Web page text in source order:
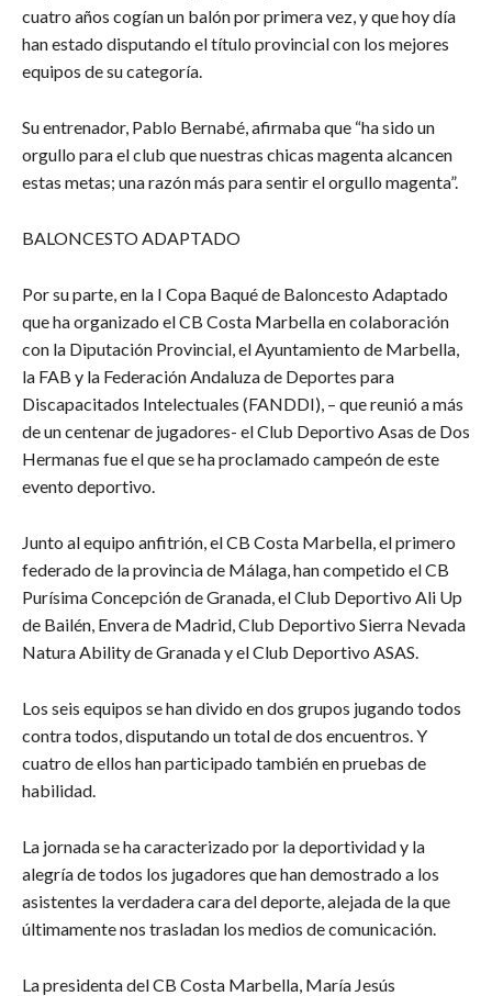
cuatro años cogían un balón por primera vez, y que hoy día
han estado disputando el título provincial con los mejores
equipos de su categoría.
Su entrenador, Pablo Bernabé, afirmaba que “ha sido un
orgullo para el club que nuestras chicas magenta alcancen
estas metas; una razón más para sentir el orgullo magenta”.
BALONCESTO ADAPTADO
Por su parte, en la I Copa Baqué de Baloncesto Adaptado
que ha organizado el CB Costa Marbella en colaboración
con la Diputación Provincial, el Ayuntamiento de Marbella,
la FAB y la Federación Andaluza de Deportes para
Discapacitados Intelectuales (FANDDI), – que reunió a más
de un centenar de jugadores- el Club Deportivo Asas de Dos
Hermanas fue el que se ha proclamado campeón de este
evento deportivo.
Junto al equipo anfitrión, el CB Costa Marbella, el primero
federado de la provincia de Málaga, han competido el CB
Purísima Concepción de Granada, el Club Deportivo Ali Up
de Bailén, Envera de Madrid, Club Deportivo Sierra Nevada
Natura Ability de Granada y el Club Deportivo ASAS.
Los seis equipos se han divido en dos grupos jugando todos
contra todos, disputando un total de dos encuentros. Y
cuatro de ellos han participado también en pruebas de
habilidad.
La jornada se ha caracterizado por la deportividad y la
alegría de todos los jugadores que han demostrado a los
asistentes la verdadera cara del deporte, alejada de la que
últimamente nos trasladan los medios de comunicación.
La presidenta del CB Costa Marbella, María Jesús